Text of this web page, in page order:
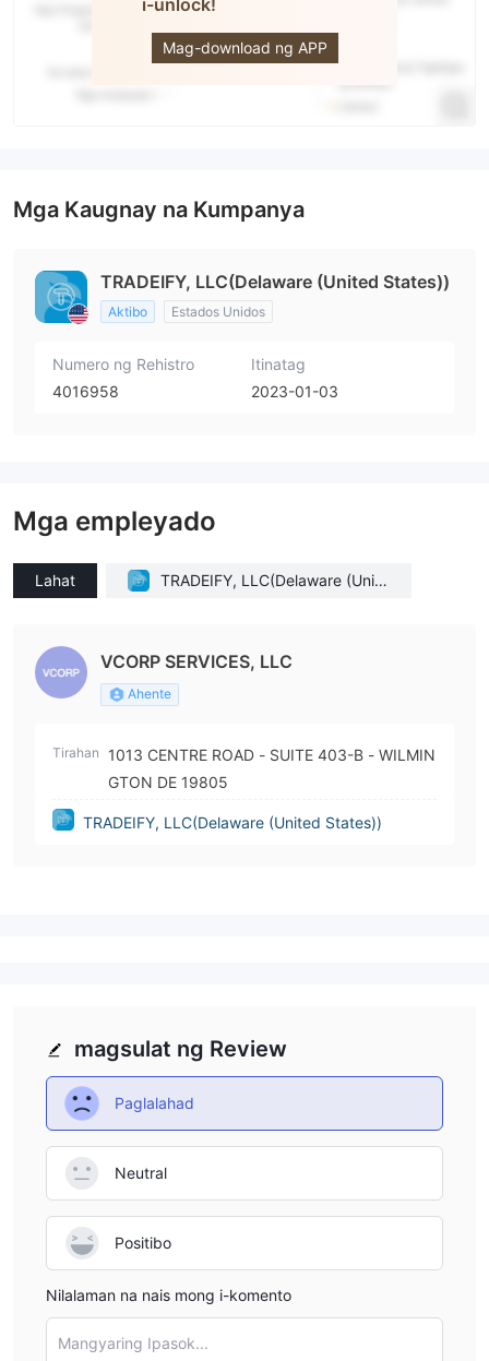
Mag-download ng APP
Mga Kaugnay na Kumpanya
TRADEIFY, LLC(Delaware (United States))
Aktibo Estados Unidos
Numero ng Rehistro
4016958
Itinatag
2023-01-03
Mga empleyado
Lahat
TRADEIFY, LLC(Delaware (Unite
VCORP SERVICES, LLC
Ahente
Tirahan
1013 CENTRE ROAD - SUITE 403-B - WILMIN
GTON DE 19805
TRADEIFY, LLC(Delaware (United States))
magsulat ng Review
Paglalahad
Neutral
Positibo
Nilalaman na nais mong i-komento
Mangyaring Ipasok...